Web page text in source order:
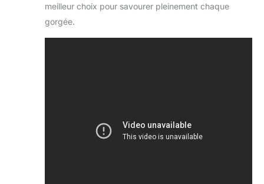
meilleur choix pour savourer pleinement chaque
gorgée.